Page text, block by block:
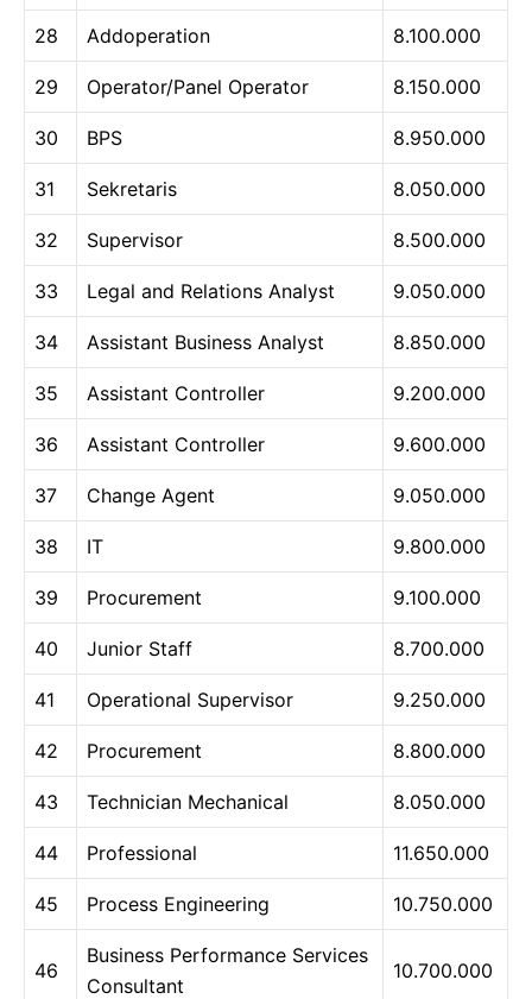
28 Addoperation 8.100.000
29 Operator/Panel Operator 8.150.000
30 BPS 8.950.000
31 Sekretaris 8.050.000
32 Supervisor 8.500.000
33 Legal and Relations Analyst 9.050.000
34 Assistant Business Analyst 8.850.000
35 Assistant Controller 9.200.000
36 Assistant Controller 9.600.000
37 Change Agent 9.050.000
38 IT 9.800.000
39 Procurement 9.100.000
40 Junior Staff 8.700.000
41 Operational Supervisor 9.250.000
42 Procurement 8.800.000
43 Technician Mechanical 8.050.000
44 Professional 11.650.000
45 Process Engineering 10.750.000
46
Business Performance Services
Consultant
10.700.000